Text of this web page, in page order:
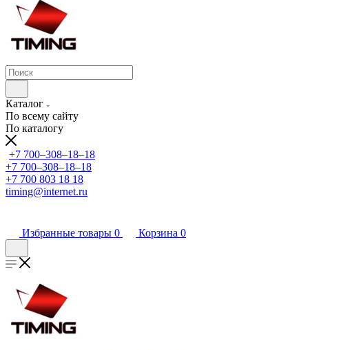
Каталог
По всему сайту
По каталогу
+7 700‒308‒18‒18
+7 700‒308‒18‒18
+7 700 803 18 18
timing@internet.ru
Избранные товары 0 Корзина 0